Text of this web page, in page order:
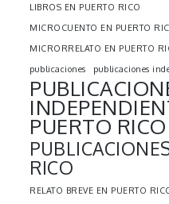
LIBROS EN PUERTO RICO
MICROCUENTO EN PUERTO
MICRORRELATO EN PUERTO
publicaciones
publicaciones
PUERTO RICO
RICO
RELATO BREVE EN PUERTO